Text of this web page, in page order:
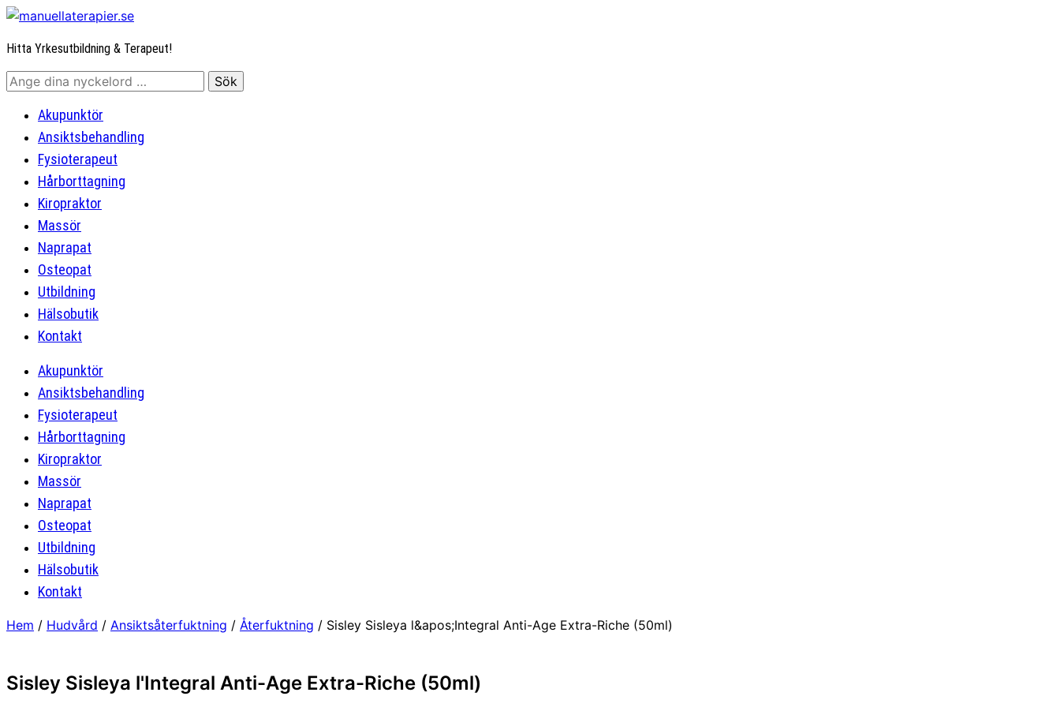
Hitta Yrkesutbildning & Terapeut!
Akupunktör
Ansiktsbehandling
Fysioterapeut
Hårborttagning
Kiropraktor
Massör
Naprapat
Osteopat
Utbildning
Hälsobutik
Kontakt
Akupunktör
Ansiktsbehandling
Fysioterapeut
Hårborttagning
Kiropraktor
Massör
Naprapat
Osteopat
Utbildning
Hälsobutik
Kontakt
Hem / Hudvård / Ansiktsåterfuktning / Återfuktning / Sisley Sisleya l&apos;Integral Anti-Age Extra-Riche (50ml)
Sisley Sisleya l'Integral Anti-Age Extra-Riche (50ml)